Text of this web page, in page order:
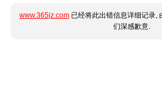
www.365jz.com 已经将此出错信息详细记录,
们深感歉意.